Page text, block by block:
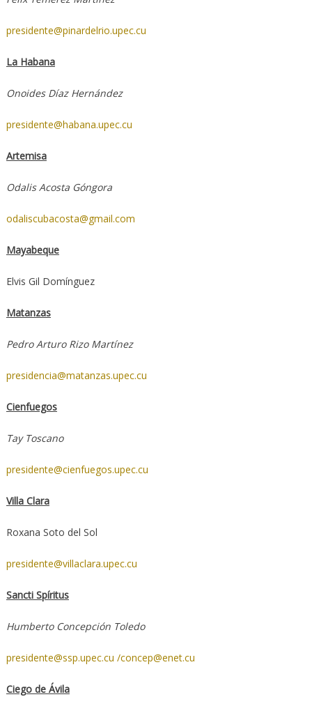
presidente@pinardelrio.upec.cu
La Habana
Onoides Díaz Hernández
presidente@habana.upec.cu
Artemisa
Odalis Acosta Góngora
odaliscubacosta@gmail.com
Mayabeque
Elvis Gil Domínguez
Matanzas
Pedro Arturo Rizo Martínez
presidencia@matanzas.upec.cu
Cienfuegos
Tay Toscano
presidente@cienfuegos.upec.cu
Villa Clara
Roxana Soto del Sol
presidente@villaclara.upec.cu
Sancti Spíritus
Humberto Concepción Toledo
presidente@ssp.upec.cu /concep@enet.cu
Ciego de Ávila